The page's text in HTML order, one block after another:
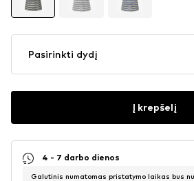
Pasirinkti dydį
Į krepšelį
4 - 7 darbo dienos
Galutinis numatomas pristatymo laikas bus